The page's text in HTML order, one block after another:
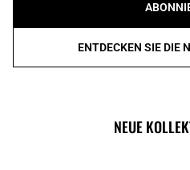
ENTDECKEN SIE DIE
NEUE